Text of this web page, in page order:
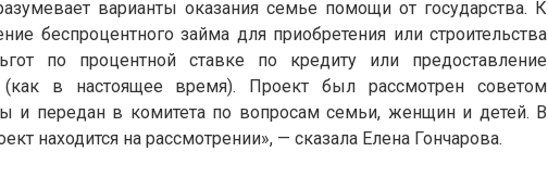
варианты оказания семье помощи от государства. К
беспроцентного займа для приобретения или строительства
по процентной ставке по кредиту или предоставление
в настоящее время). Проект был рассмотрен советом
и передан в комитета по вопросам семьи, женщин и детей. В
находится на рассмотрении», — сказала Елена Гончарова.